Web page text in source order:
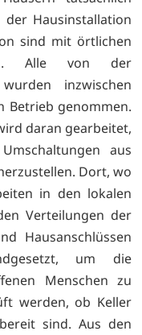
Hausinstallation
sind mit örtlichen
Alle von der
inzwischen
Betrieb genommen.
daran gearbeitet,
aus
Dort, wo
in den lokalen
Verteilungen der
Hausanschlüssen
um die
Menschen zu
werden, ob Keller
sind. Aus den